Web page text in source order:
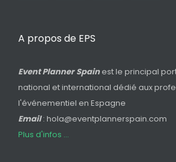
A propos de EPS
Event Planner Spain est le principal
national et international dédié aux
l'événementiel en Espagne
Email: hola@eventplannerspain.com
Plus d'infos ...